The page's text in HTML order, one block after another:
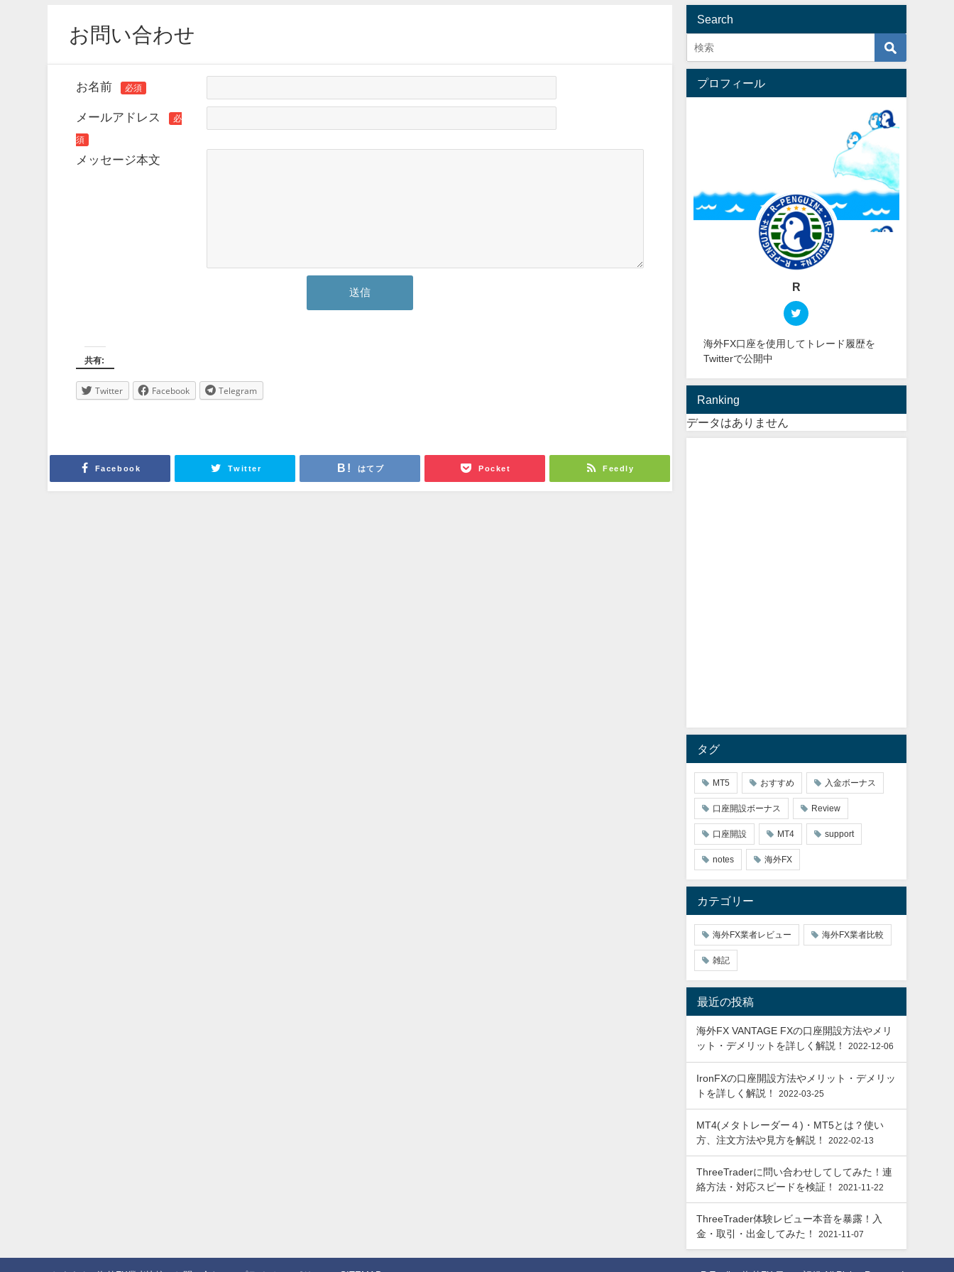
お問い合わせ
お名前 必須
メールアドレス 必
須
メッセージ本文
共有:
Twitter Facebook Telegram
Facebook Twitter はてブ Pocket Feedly
Search
プロフィール
R
海外FX口座を使用してトレード履歴を
Twitterで公開中
Ranking
データはありません
タグ
MT5 おすすめ 入金ボーナス
口座開設ボーナス Review
口座開設 MT4 support
notes 海外FX
カテゴリー
海外FX業者レビュー 海外FX業者比較
雑記
最近の投稿
海外FX VANTAGE FXの口座開設方法やメリ
ット・デメリットを詳しく解説！
2022-12-06
IronFXの口座開設方法やメリット・デメリッ
トを詳しく解説！
2022-03-25
MT4(メタトレーダー４)・MT5とは？使い
方、注文方法や見方を解説！
2022-02-13
ThreeTraderに問い合わせしてしてみた！連
絡方法・対応スピードを検証！
2021-11-22
ThreeTrader体験レビュー本音を暴露！入
金・取引・出金してみた！
2021-11-07